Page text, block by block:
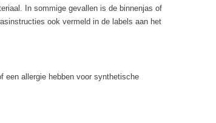
In sommige gevallen is de binnenjas of
ook vermeld in de labels aan het
een allergie hebben voor synthetische